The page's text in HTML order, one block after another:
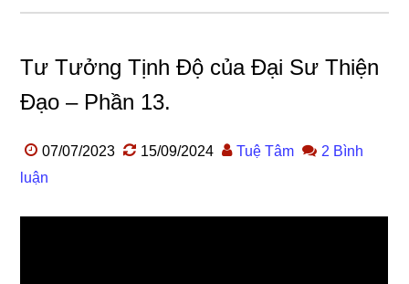
Tư Tưởng Tịnh Độ của Đại Sư Thiện
Đạo – Phần 13.
07/07/2023 15/09/2024 Tuệ Tâm
2 Bình
luận